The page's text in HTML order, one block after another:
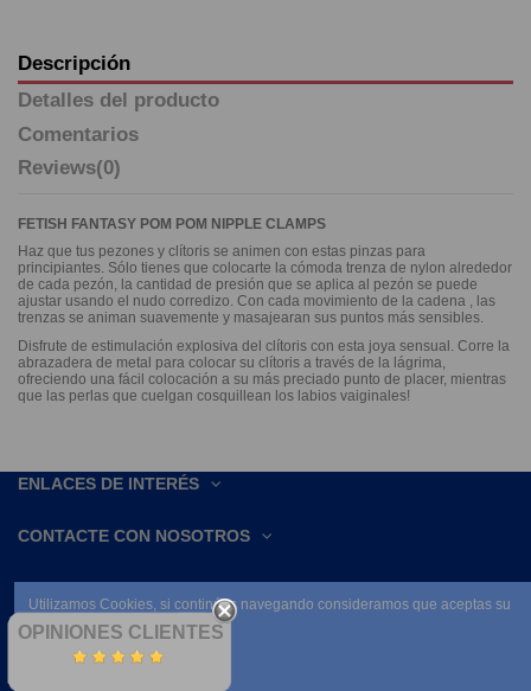
Descripción
Detalles del producto
Comentarios
Reviews(0)
FETISH FANTASY POM POM NIPPLE CLAMPS
Haz que tus pezones y clítoris se animen con estas pinzas para
principiantes. Sólo tienes que colocarte la cómoda trenza de nylon alrededor
de cada pezón, la cantidad de presión que se aplica al pezón se puede
ajustar usando el nudo corredizo. Con cada movimiento de la cadena , las
trenzas se animan suavemente y masajearan sus puntos más sensibles.
Disfrute de estimulación explosiva del clítoris con esta joya sensual. Corre la
abrazadera de metal para colocar su clítoris a través de la lágrima,
ofreciendo una fácil colocación a su más preciado punto de placer, mientras
que las perlas que cuelgan cosquillean los labios vaiginales!
ENLACES DE INTERÉS
CONTACTE CON NOSOTROS
OPINIONES CLIENTES
Utilizamos Cookies, si continúas navegando consideramos que aceptas su
uso.
Leer condiciones